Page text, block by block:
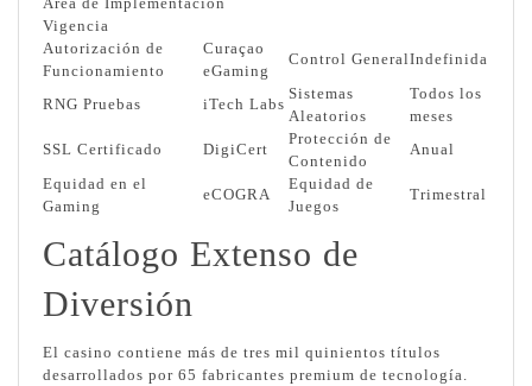
Vigencia
Autorización de
Funcionamiento
Curaçao
eGaming
Control GeneralIndefinida
RNG Pruebas iTech Labs
Sistemas
Aleatorios
Todos los
meses
SSL Certificado
DigiCert
Protección de
Contenido
Anual
Equidad en el
Gaming
eCOGRA
Equidad de
Juegos
Trimestral
Catálogo Extenso de
Diversión
El casino contiene más de tres mil quinientos títulos
desarrollados por 65 fabricantes premium de tecnología.